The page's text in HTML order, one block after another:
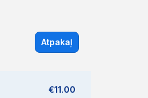
Atpakaļ
€11.00